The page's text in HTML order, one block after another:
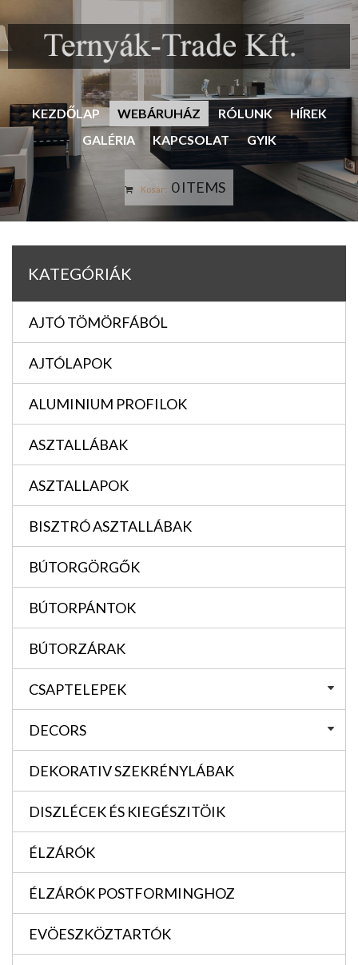
KEZDŐLAP WEBÁRUHÁZ RÓLUNK
HÍREK
GALÉRIA
KAPCSOLAT GYIK
Kosár: 0 ITEMS
KATEGÓRIÁK
AJTÓ TÖMÖRFÁBÓL
AJTÓLAPOK
ALUMINIUM PROFILOK
ASZTALLÁBAK
ASZTALLAPOK
BISZTRÓ ASZTALLÁBAK
BÚTORGÖRGŐK
BÚTORPÁNTOK
BÚTORZÁRAK
CSAPTELEPEK
DECORS
DEKORATIV SZEKRÉNYLÁBAK
DISZLÉCEK ÉS KIEGÉSZITÖIK
ÉLZÁRÓK
ÉLZÁRÓK POSTFORMINGHOZ
EVÖESZKÖZTARTÓK